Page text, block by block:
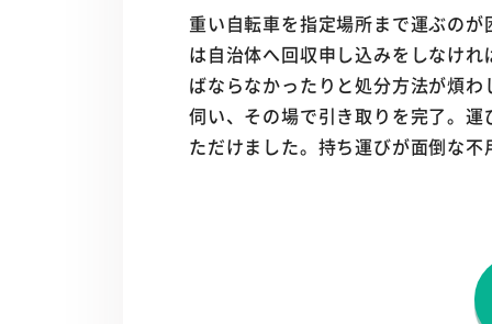
重い自転車を指定場所まで運ぶの
は自治体へ回収申し込みをしなけ
ばならなかったりと処分方法が煩
伺い、その場で引き取りを完了。
ただけました。持ち運びが面倒な